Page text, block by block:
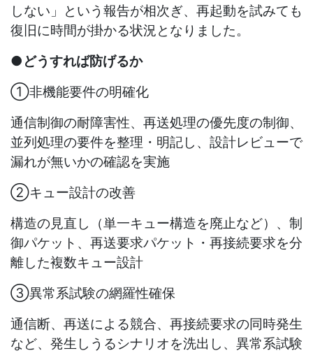
しない」という報告が相次ぎ、再起動を試みても
復旧に時間が掛かる状況となりました。
●どうすれば防げるか
①非機能要件の明確化
通信制御の耐障害性、再送処理の優先度の制御、
並列処理の要件を整理・明記し、設計レビューで
漏れが無いかの確認を実施
②キュー設計の改善
構造の見直し（単一キュー構造を廃止など）、制
御パケット、再送要求パケット・再接続要求を分
離した複数キュー設計
③異常系試験の網羅性確保
通信断、再送による競合、再接続要求の同時発生
など、発生しうるシナリオを洗出し、異常系試験